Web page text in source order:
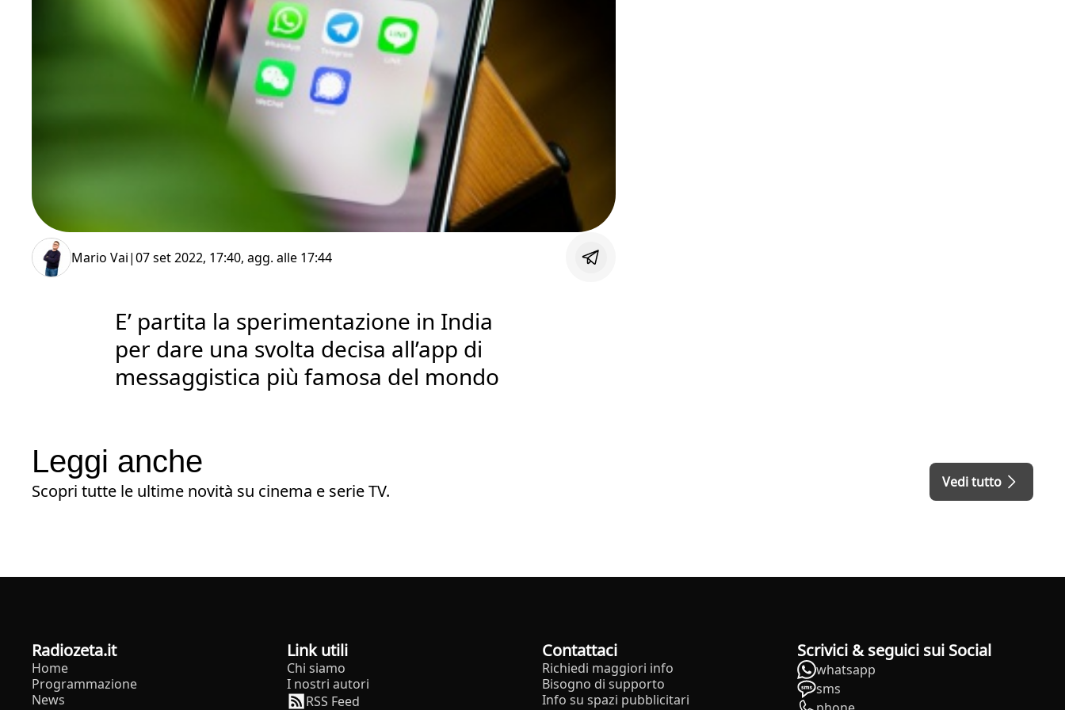
Mario Vai|07 set 2022, 17:40, agg. alle 17:44
E’ partita la sperimentazione in India
per dare una svolta decisa all’app di
messaggistica più famosa del mondo
Leggi anche
Scopri tutte le ultime novità su cinema e serie TV. Vedi tutto
radiozeta.it
Home
Programmazione
News
Link utili
Chi siamo
I nostri autori
RSS Feed
Contattaci
Richiedi maggiori info
Bisogno di supporto
Info su spazi pubblicitari
Scrivici & seguici sui Social
whatsapp
sms